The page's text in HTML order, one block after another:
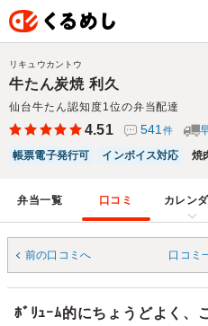
牛たん炭焼 利久
仙台牛たん認知度1位の弁当配達
リキュウカントウ
4.51 541 件
帳票電子発行可
インボイス対応 焼
弁当一覧 口コミ カレン
前の口コミへ 口コミ
ﾎﾞﾘｭｰﾑ的にちょうどよく、